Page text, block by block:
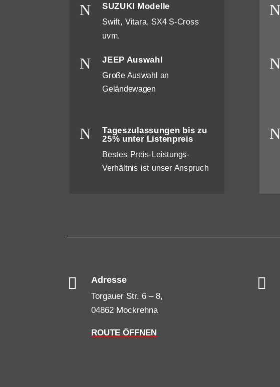
N SUZUKI Modelle
Swift, Vitara, SX4 S-Cross
uvm.
N JEEP Auswahl
Große Auswahl an
Geländewagen
N
Tageszulassungen bis zu
25% unter Listenpreis
Bestes Preis-Leistungs-
Verhältnis ist unser Anspruch
N
N
N
 Adresse
Torgauer Str. 6 – 8,
04862 Mockrehna
ROUTE ÖFFNEN
